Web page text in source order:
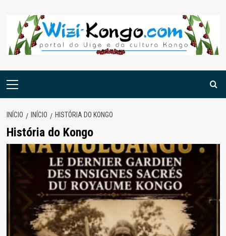
content
Menu
INÍCIO INÍCIO HISTÓRIA DO KONGO
História do Kongo